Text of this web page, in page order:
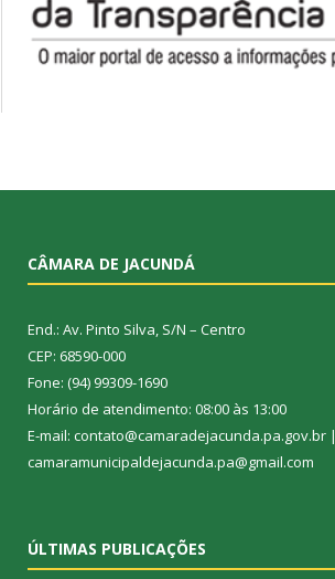
CÂMARA DE JACUNDÁ
End.: Av. Pinto Silva, S/N – Centro
CEP: 68590-000
Fone: (94) 99309-1690
Horário de atendimento: 08:00 às 13:00
E-mail: contato@camaradejacunda.pa.gov.br |
camaramunicipaldejacunda.pa@gmail.com
ÚLTIMAS PUBLICAÇÕES